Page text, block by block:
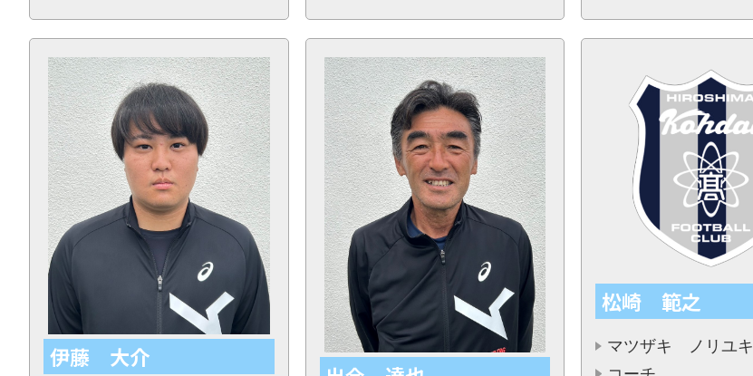
伊藤 大介
松崎 範之
マツザキ ノリユキ